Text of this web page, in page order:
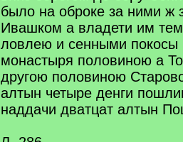
было на оброке за ними ж
Ивашком а владети им
ловлею и сенными покосы
монастыря половиною а
другою половиною
алтын четыре денги
наддачи дватцат алтын